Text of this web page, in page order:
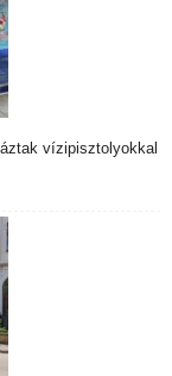
vízipisztolyokkal